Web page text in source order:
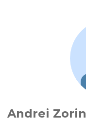
Andrei Zorin